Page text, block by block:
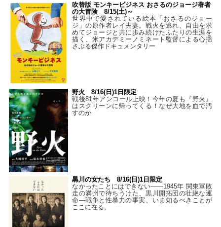
吹替版 モンキービジネス おさるのジョージ著者
の大冒険 8/15(土)～
世界中で愛されている絵本「おさるのジョー
ジ」の原作者レイ夫妻。戦火を逃れ、自由を求
めてジョージと共に歩み続けたふたりの生涯を
描く、米アカデミーノミネート監督による心揺
さぶる傑作ドキュメンタリー
野火 8/16(日)1日限定
戦後81年アンコール上映！今年の夏も『野火』
はスクリーンに帰ってくる！なぜ大地を血で汚
すのか
黒川の女たち 8/16(日)1日限定
なかったことにはできない——1945年 関東軍敗
走の満州で待ちうけた、黒川開拓団の壮絶な運
命―戦争と性暴力の事実、いま知るべきことが
ここに在る。